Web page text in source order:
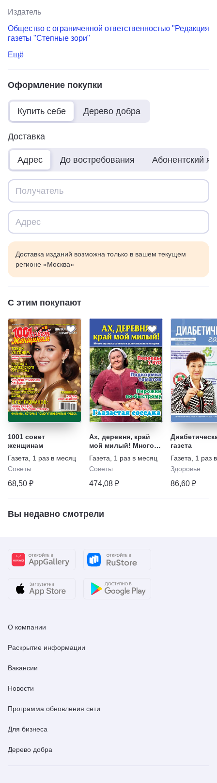
Издатель
Общество с ограниченной ответственностью "Редакция
газеты "Степные зори"
Ещё
Оформление покупки
Купить себе Дерево добра
Доставка
Адрес До востребования Абонентский
Доставка изданий возможна только в вашем текущем
регионе «Москва»
С этим покупают
1001 совет
женщинам
Газета
1 раз в месяц
Советы
68,50 ₽
Ах, деревня, край
мой милый! Много
хороших советов и
увлекательные
истории
Газета
1 раз в месяц
Советы
474,08 ₽
газета
Газета
1 раз
Здоровье
86,60 ₽
Вы недавно смотрели
О компании
Раскрытие информации
Вакансии
Новости
Программа обновления сети
Для бизнеса
Дерево добра